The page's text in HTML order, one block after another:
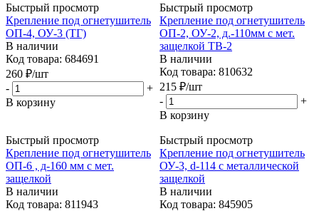
Быстрый просмотр
Крепление под огнетушитель
ОП-4, ОУ-3 (ТГ)
В наличии
Код товара: 684691
260 ₽/шт
-
+
В корзину
Быстрый просмотр
Крепление под огнетушитель
ОП-2, ОУ-2, д.-110мм с мет.
защелкой ТВ-2
В наличии
Код товара: 810632
215 ₽/шт
-
+
В корзину
Быстрый просмотр
Крепление под огнетушитель
ОП-6 , д-160 мм с мет.
защелкой
В наличии
Код товара: 811943
Быстрый просмотр
Крепление под огнетушитель
ОУ-3, d-114 с металлической
защелкой
В наличии
Код товара: 845905